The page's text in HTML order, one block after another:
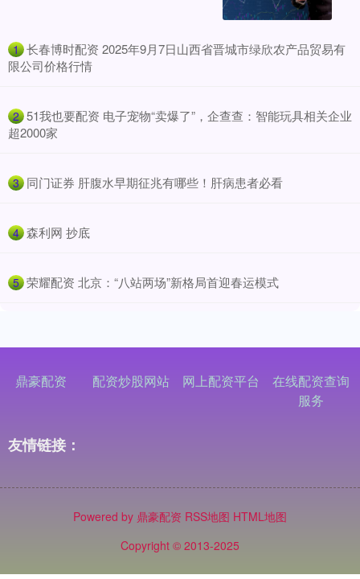
1 ​长春博时配资 2025年9月7日山西省晋城市绿欣农产品贸易有
限公司价格行情
2 ​51我也要配资 电子宠物“卖爆了”，企查查：智能玩具相关企业
超2000家
3 ​同门证券 肝腹水早期征兆有哪些！肝病患者必看
4 ​森利网 抄底
5 ​荣耀配资 北京：“八站两场”新格局首迎春运模式
鼎豪配资 配资炒股网站 网上配资平台
在线配资查询
服务
友情链接：
Powered by 鼎豪配资 RSS地图 HTML地图
Copyright © 2013-2025